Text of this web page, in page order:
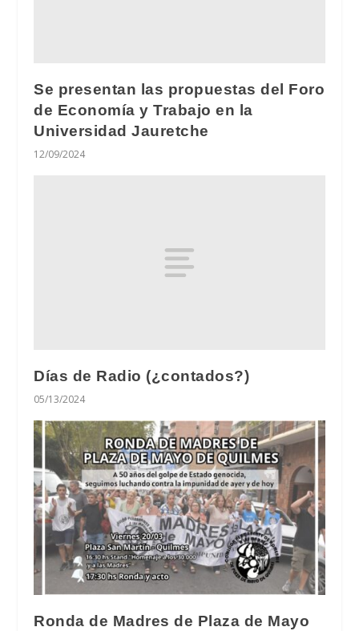
Se presentan las propuestas del Foro
de Economía y Trabajo en la
Universidad Jauretche
12/09/2024
Días de Radio (¿contados?)
05/13/2024
Ronda de Madres de Plaza de Mayo